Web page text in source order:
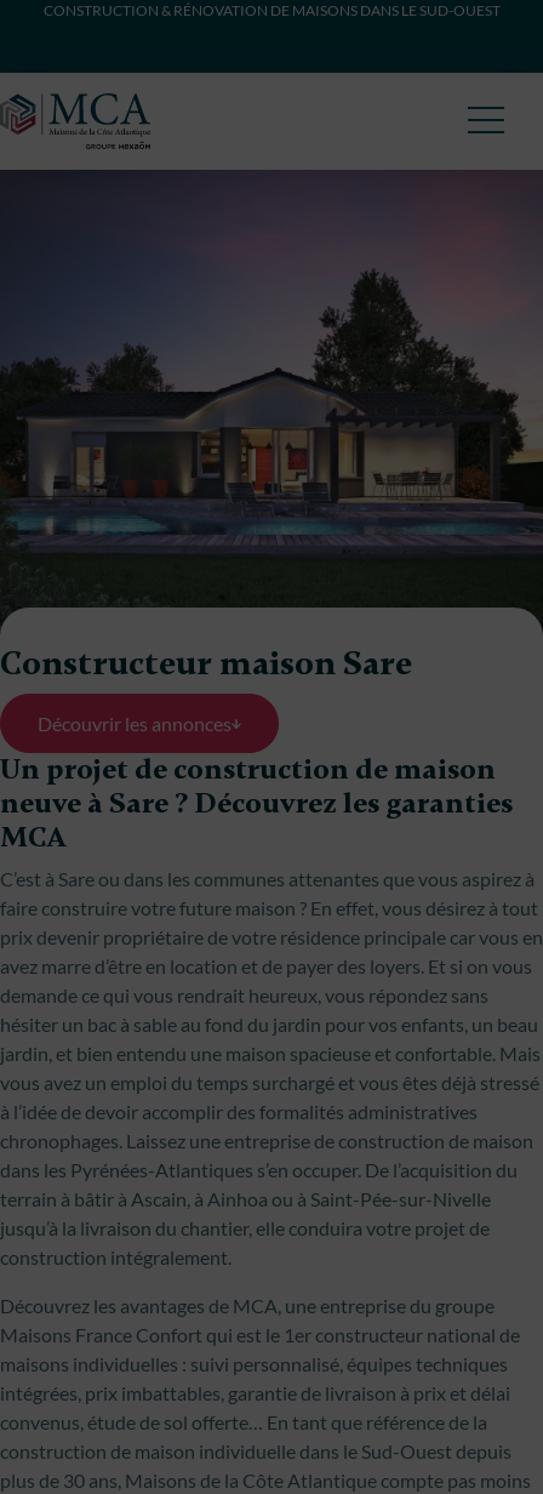
CONSTRUCTION & RÉNOVATION DE MAISONS DANS LE SUD-OUEST
Constructeur maison Sare
Découvrir les annonces
Un projet de construction de maison
neuve à Sare ? Découvrez les garanties
MCA
C’est à Sare ou dans les communes attenantes que vous aspirez à
faire construire votre future maison ? En effet, vous désirez à tout
prix devenir propriétaire de votre résidence principale car vous en
avez marre d’être en location et de payer des loyers. Et si on vous
demande ce qui vous rendrait heureux, vous répondez sans
hésiter un bac à sable au fond du jardin pour vos enfants, un beau
jardin, et bien entendu une maison spacieuse et confortable. Mais
vous avez un emploi du temps surchargé et vous êtes déjà stressé
à l’idée de devoir accomplir des formalités administratives
chronophages. Laissez une entreprise de construction de maison
dans les Pyrénées-Atlantiques s’en occuper. De l’acquisition du
terrain à bâtir à Ascain, à Ainhoa ou à Saint-Pée-sur-Nivelle
jusqu’à la livraison du chantier, elle conduira votre projet de
construction intégralement.
Découvrez les avantages de MCA, une entreprise du groupe
Maisons France Confort qui est le 1er constructeur national de
maisons individuelles : suivi personnalisé, équipes techniques
intégrées, prix imbattables, garantie de livraison à prix et délai
convenus, étude de sol offerte… En tant que référence de la
construction de maison individuelle dans le Sud-Ouest depuis
plus de 30 ans, Maisons de la Côte Atlantique compte pas moins